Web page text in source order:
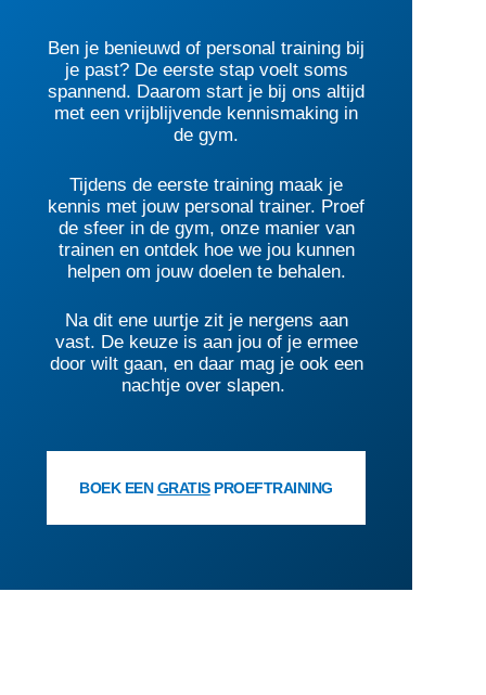
Ben je benieuwd of personal training bij
je past? De eerste stap voelt soms
spannend. Daarom start je bij ons altijd
met een vrijblijvende kennismaking in
de gym.
Tijdens de eerste training maak je
kennis met jouw personal trainer. Proef
de sfeer in de gym, onze manier van
trainen en ontdek hoe we jou kunnen
helpen om jouw doelen te behalen.
Na dit ene uurtje zit je nergens aan
vast. De keuze is aan jou of je ermee
door wilt gaan, en daar mag je ook een
nachtje over slapen.
BOEK EENGRATISPROEFTRAINING